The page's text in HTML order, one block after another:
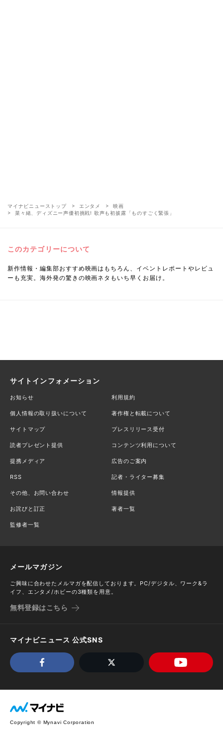
マイナビニューストップ エンタメ
映画
菜々緒、ディズニー声優初挑戦! 歌声も初披露「ものすごく緊張」
このカテゴリーについて
新作情報・編集部おすすめ映画はもちろん、イベントレポートやレビュ
ーも充実。海外発の驚きの映画ネタもいち早くお届け。
サイトインフォメーション
お知らせ 利用規約
個人情報の取り扱いについて 著作権と転載について
サイトマップ プレスリリース受付
読者プレゼント提供 コンテンツ利用について
提携メディア 広告のご案内
RSS 記者・ライター募集
その他、お問い合わせ 情報提供
お詫びと訂正 著者一覧
監修者一覧
メールマガジン
ご興味に合わせたメルマガを配信しております。PC/デジタル、ワーク&ラ
イフ、エンタメ/ホビーの3種類を用意。
無料登録はこちら
マイナビニュース 公式SNS
Copyright © Mynavi Corporation